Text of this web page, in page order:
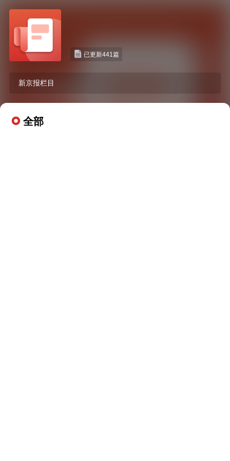
已更新441篇
新京报栏目
全部